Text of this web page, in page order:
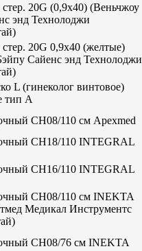
20G (0,9х40) (Веньчжоу
энд Технолоджи
20G 0,9х40 (желтые)
Сайенс энд Технолоджи
L (гинеколог винтовое)
тип А
СН08/110 см Apexmed
СН18/110 INTEGRAL
СН16/110 INTEGRAL
СН08/110 см INEKTA
Медикал Инструментс
СН08/76 см INEKTA